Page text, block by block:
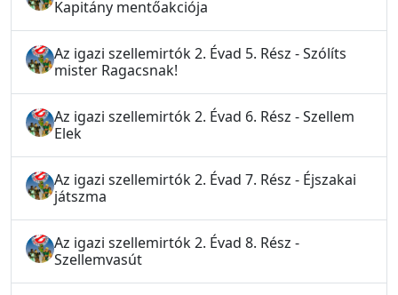
Kapitány mentőakciója
Az igazi szellemirtók 2. Évad 5. Rész - Szólíts
mister Ragacsnak!
Az igazi szellemirtók 2. Évad 6. Rész - Szellem
Elek
Az igazi szellemirtók 2. Évad 7. Rész - Éjszakai
játszma
Az igazi szellemirtók 2. Évad 8. Rész -
Szellemvasút